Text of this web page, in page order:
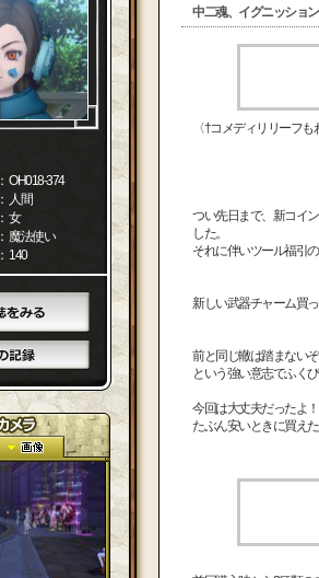
： OH018-374
： 人間
： 女
： 魔法使い
： 140
中二魂、イグニッショ
〈†コメディリリーフ
つい先日まで、新コイ
した。
それに伴いツール福引
新しい武器チャーム買
前と同じ轍は踏まない
という強い意志でふく
今回は大丈夫だったよ！
たぶん安いときに買え